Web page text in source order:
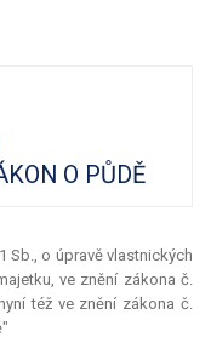
O PŮDĚ
Sb., o úpravě vlastnických
ve znění zákona č.
též ve znění zákona č.